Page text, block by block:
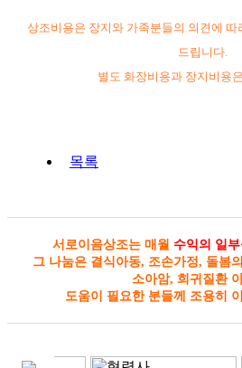
상조비용은 장지와 가족분들의 의견에 따
드립니다.
별도 화장비용과 장지비용
목록
서로이음상조는 매월 수익의 일
그 나눔은 결식아동, 조손가정, 돌봄
소아암, 희귀질환
도움이 필요한 분들께 조용히